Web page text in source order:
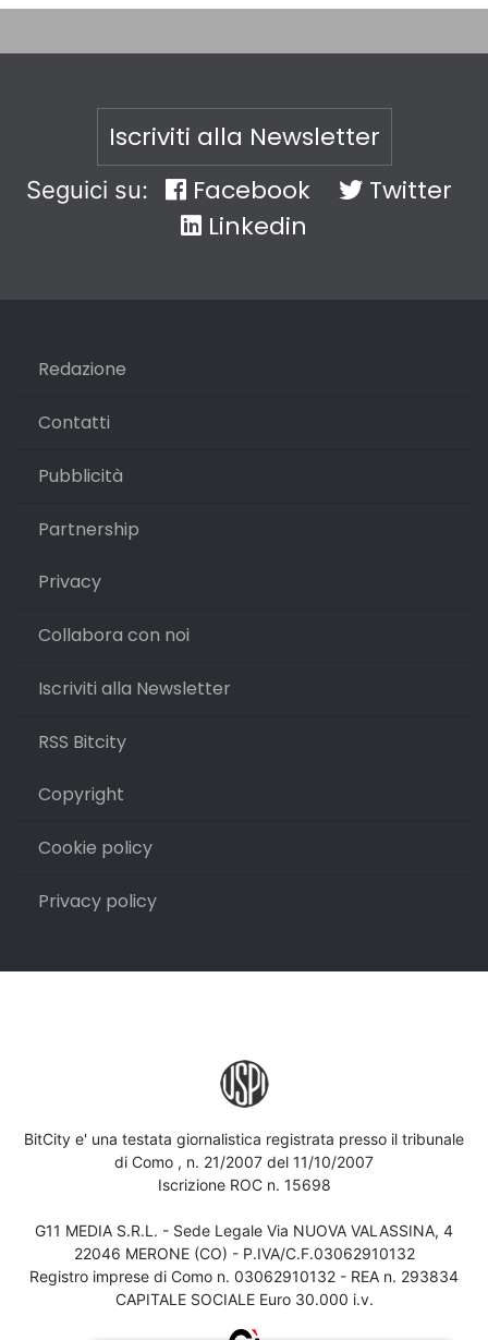
Iscriviti alla Newsletter
Seguici su: Facebook
Twitter
Linkedin
Redazione
Contatti
Pubblicità
Partnership
Privacy
Collabora con noi
Iscriviti alla Newsletter
RSS Bitcity
Copyright
Cookie policy
Privacy policy
BitCity e' una testata giornalistica registrata presso il tribunale
di Como , n. 21/2007 del 11/10/2007
Iscrizione ROC n. 15698
G11 MEDIA S.R.L. - Sede Legale Via NUOVA VALASSINA, 4
22046 MERONE (CO) - P.IVA/C.F.03062910132
Registro imprese di Como n. 03062910132 - REA n. 293834
CAPITALE SOCIALE Euro 30.000 i.v.